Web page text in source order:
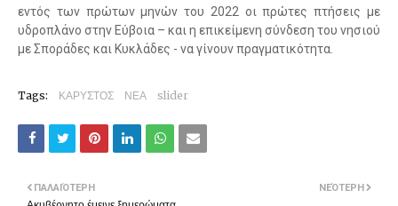
εντός των πρώτων μηνών του 2022 οι πρώτες πτήσεις με
υδροπλάνο στην Εύβοια – και η επικείμενη σύνδεση του νησιού
με Σποράδες και Κυκλάδες - να γίνουν πραγματικότητα.
Tags: ΚΑΡΥΣΤΟΣ ΝΕΑ slider
ΝΕΌΤΕΡΗ
ΠΑΛΑΙΌΤΕΡΗ